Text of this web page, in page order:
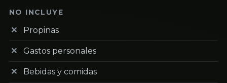
NO INCLUYE
Propinas
Gastos personales
Bebidas y comidas